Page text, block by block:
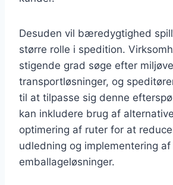
Desuden vil bæredygtighed
større rolle i spedition.
stigende grad søge efter
transportløsninger, og
til at tilpasse sig denne
kan inkludere brug af
optimering af ruter for at
udledning og implementering
emballageløsninger.